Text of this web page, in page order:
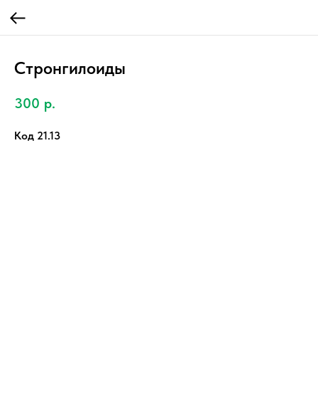
Стронгилоиды
300 р.
Код 21.13